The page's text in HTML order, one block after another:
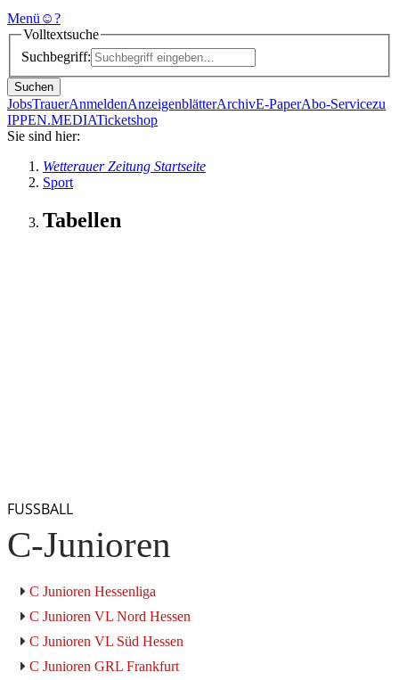
Menü ☺?
Volltextsuche
Suchbegriff:
Suchen
JobsTrauerAnmeldenAnzeigenblätterArchivE-PaperAbo-Servicezu
IPPEN.MEDIATicketshop
Sie sind hier:
Wetterauer Zeitung Startseite
Sport
Tabellen
FUSSBALL
C-Junioren
C Junioren Hessenliga
C Junioren VL Nord Hessen
C Junioren VL Süd Hessen
C Junioren GRL Frankfurt